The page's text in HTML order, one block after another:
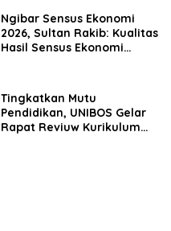
Ngibar Sensus Ekonomi
2026, Sultan Rakib: Kualitas
Hasil Sensus Ekonomi
Tingkatkan Mutu
Pendidikan, UNIBOS Gelar
Rapat Reviuw Kurikulum